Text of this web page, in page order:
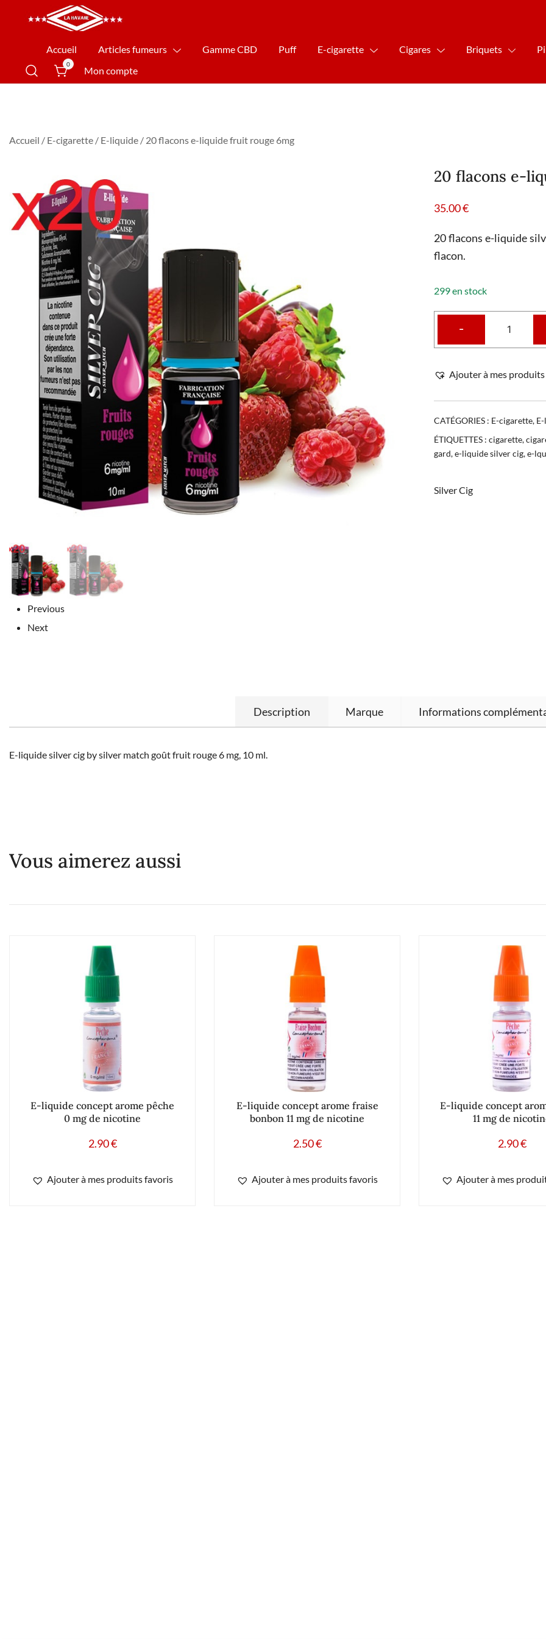
La Havane Nîmes
Accueil Articles fumeurs Gamme CBD Puff E-cigarette Cigares Briquets
0
Mon compte
Accueil / E-cigarette / E-liquide / 20 flacons e-liquide fruit rouge 6mg
Previous
Next
20 flacons e-
35.00€
20 flacons e-liquide
flacon.
299 en stock
-
Ajouter à mes
CATÉGORIES : E-cigarette,
ÉTIQUETTES : cigarette,
gard,e-liquide silver cig,e-
Silver Cig
Description Marque Informations
E-liquide silver cig by silver match goût fruit rouge 6 mg, 10 ml.
Vous aimerez aussi
E-liquide concept arome pêche
0 mg de nicotine
2.90€
Ajouter à mes produits favoris
E-liquide concept arome fraise
bonbon 11 mg de nicotine
2.50€
Ajouter à mes produits favoris
E-liquide concept
11 mg de
2.90€
Ajouter à mes